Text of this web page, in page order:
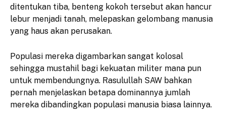
ditentukan tiba, benteng kokoh tersebut akan hancur
lebur menjadi tanah, melepaskan gelombang manusia
yang haus akan perusakan.
​Populasi mereka digambarkan sangat kolosal
sehingga mustahil bagi kekuatan militer mana pun
untuk membendungnya. Rasulullah SAW bahkan
pernah menjelaskan betapa dominannya jumlah
mereka dibandingkan populasi manusia biasa lainnya.